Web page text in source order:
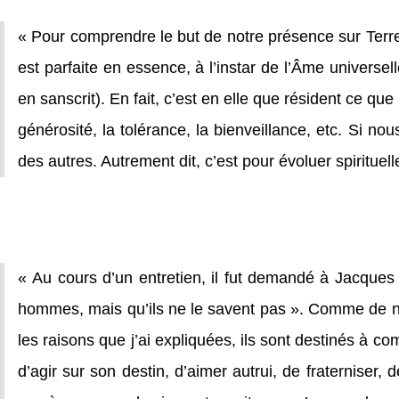
« Pour comprendre le but de notre présence sur
est parfaite en essence, à l’instar de l’Âme
en sanscrit). En fait, c’est en elle que résident ce
générosité, la tolérance, la bienveillance, etc. Si
des autres. Autrement dit, c’est pour évoluer
« Au cours d’un entretien, il fut demandé à
hommes, mais qu’ils ne le savent pas ». Comme
les raisons que j’ai expliquées, ils sont destinés à
d’agir sur son destin, d’aimer autrui, de fraterniser,